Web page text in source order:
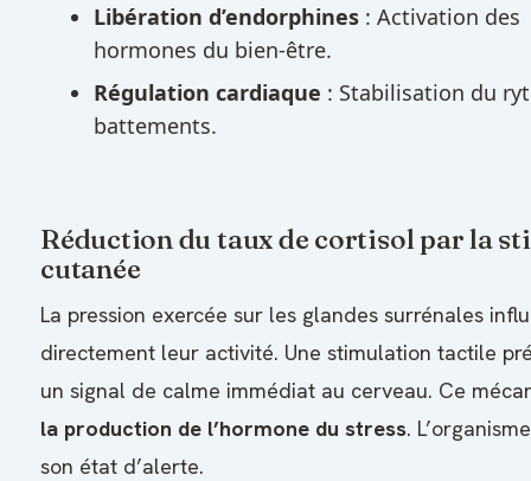
Libération d’endorphines: Activation des
hormones du bien-être.
Régulation cardiaque : Stabilisation du
battements.
Réduction du taux de cortisol par la
cutanée
La pression exercée sur les glandes surrénales
directement leur activité. Une stimulation tactile
un signal de calme immédiat au cerveau. Ce
la production de l’hormone du stress.
son état d’alerte.